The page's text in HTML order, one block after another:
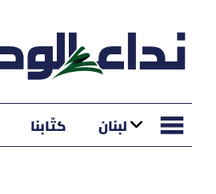
لبنان كتّابنا